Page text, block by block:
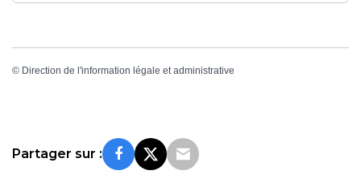
© Direction de l'information légale et administrative
Partager sur :